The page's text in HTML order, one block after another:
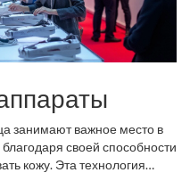
занимают важное место в
своей способности
кожу. Эта технология